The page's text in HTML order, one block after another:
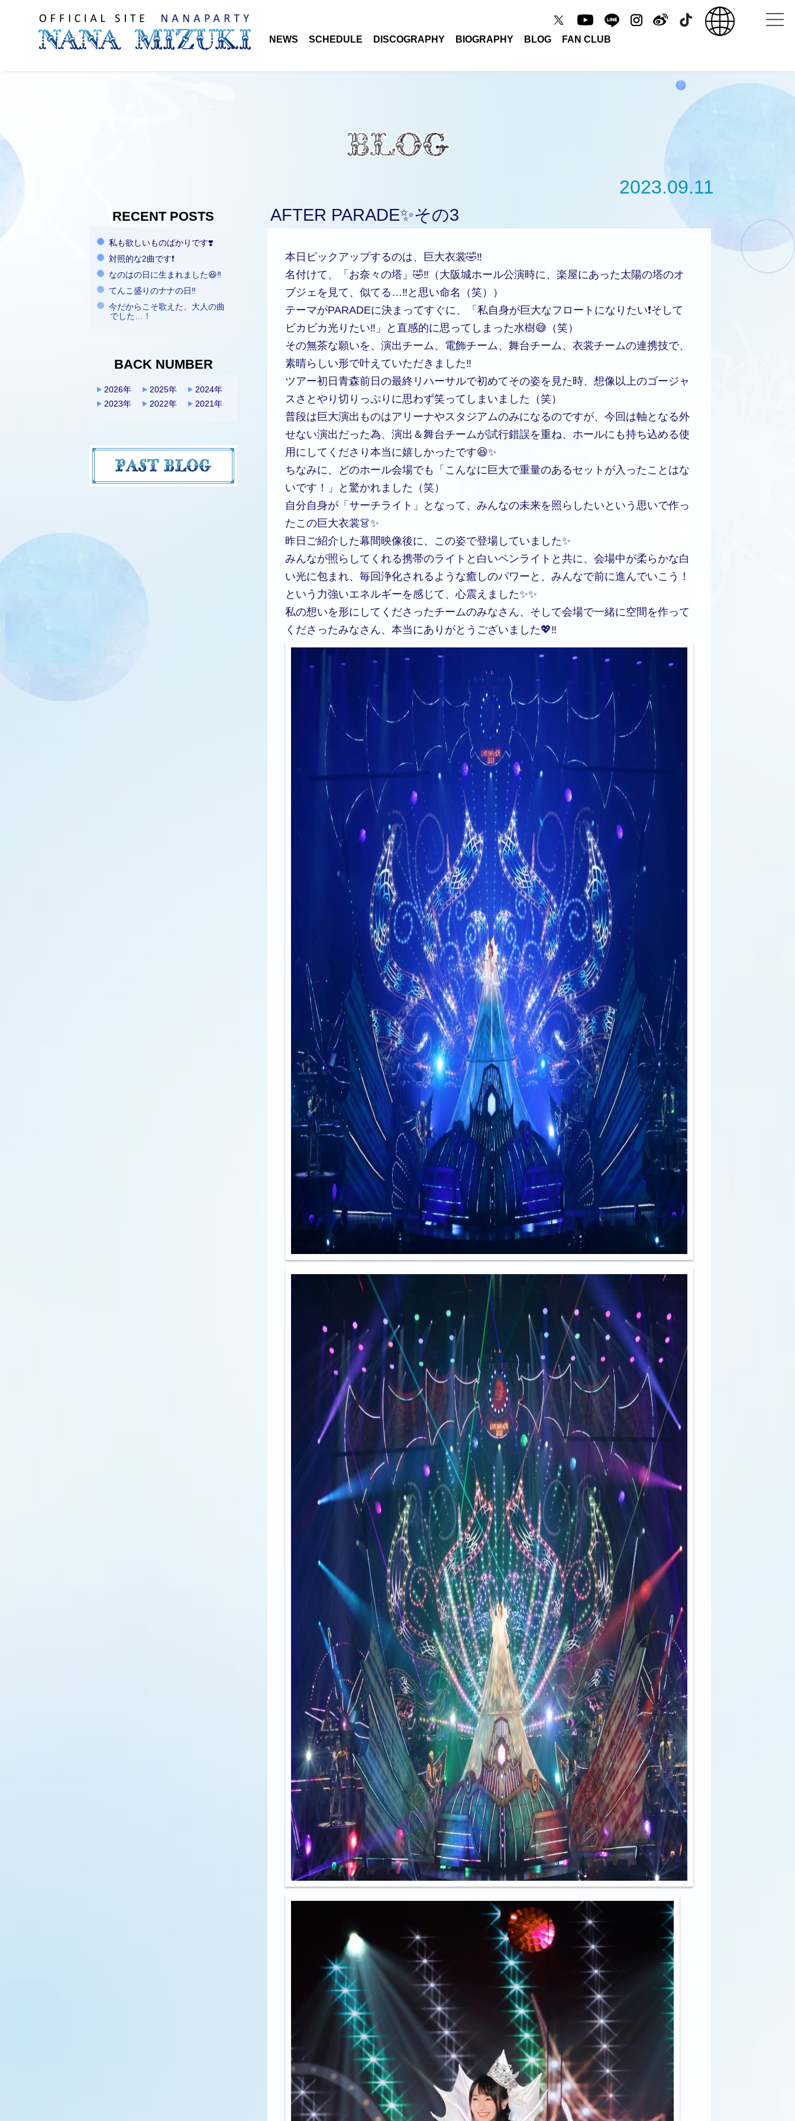
NEWS SCHEDULE DISCOGRAPHY BIOGRAPHY BLOG FAN CLUB
AFTER PARADE✨その3
2023.09.11
本日ピックアップするのは、巨大衣裳🤣‼️
名付けて、「お奈々の塔」🤣‼️（大阪城ホール公演時に、楽屋にあった太陽の塔のオ
ブジェを見て、似てる…‼️と思い命名（笑））
テーマがPARADEに決まってすぐに、「私自身が巨大なフロートになりたい❗️そして
ビカビカ光りたい‼️」と直感的に思ってしまった水樹😅（笑）
その無茶な願いを、演出チーム、電飾チーム、舞台チーム、衣裳チームの連携技で、
素晴らしい形で叶えていただきました‼️
ツアー初日青森前日の最終リハーサルで初めてその姿を見た時、想像以上のゴージャ
スさとやり切りっぷりに思わず笑ってしまいました（笑）
普段は巨大演出ものはアリーナやスタジアムのみになるのですが、今回は軸となる外
せない演出だった為、演出＆舞台チームが試行錯誤を重ね、ホールにも持ち込める使
用にしてくださり本当に嬉しかったです😆✨
ちなみに、どのホール会場でも「こんなに巨大で重量のあるセットが入ったことはな
いです！」と驚かれました（笑）
自分自身が「サーチライト」となって、みんなの未来を照らしたいという思いで作っ
たこの巨大衣裳👗✨
昨日ご紹介した幕間映像後に、この姿で登場していました✨
みんなが照らしてくれる携帯のライトと白いペンライトと共に、会場中が柔らかな白
い光に包まれ、毎回浄化されるような癒しのパワーと、みんなで前に進んでいこう！
という力強いエネルギーを感じて、心震えました✨✨
私の想いを形にしてくださったチームのみなさん、そして会場で一緒に空間を作って
くださったみなさん、本当にありがとうございました💖‼️
RECENT POSTS
私も欲しいものばかりです❣️
対照的な2曲です❗️
なのはの日に生まれました😆‼️
てんこ盛りのナナの日‼️
今だからこそ歌えた、大人の曲
でした…！
BACK NUMBER
2026年 2025年
2024年
2023年
2022年 2021年